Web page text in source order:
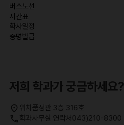
버스노선
시간표
학사일정
증명발급
저희 학과가 궁금하세요?
위치품성관 3층 316호
학과사무실 연락처043)210-8300